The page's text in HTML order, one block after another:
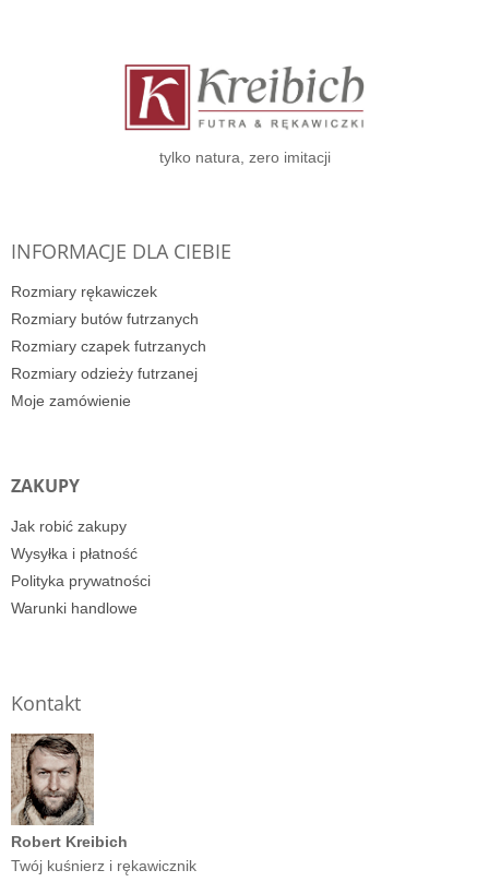
tylko natura, zero imitacji
INFORMACJE DLA CIEBIE
Rozmiary rękawiczek
Rozmiary butów futrzanych
Rozmiary czapek futrzanych
Rozmiary odzieży futrzanej
Moje zamówienie
ZAKUPY
Jak robić zakupy
Wysyłka i płatność
Polityka prywatności
Warunki handlowe
Kontakt
Robert Kreibich
Twój kuśnierz i rękawicznik